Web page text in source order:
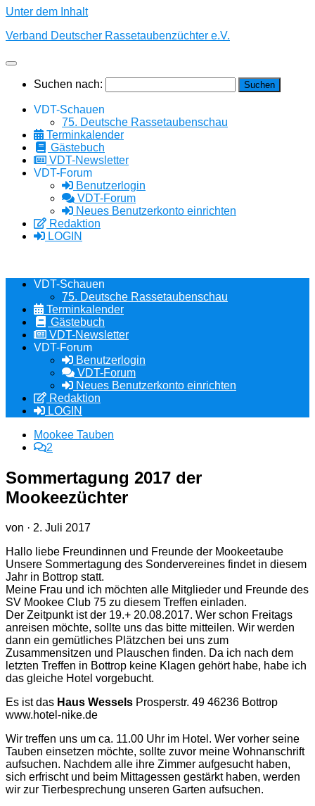
Unter dem Inhalt
Verband Deutscher Rassetaubenzüchter e.V.
Suchen nach:
VDT-Schauen
75. Deutsche Rassetaubenschau
Terminkalender
Gästebuch
VDT-Newsletter
VDT-Forum
Benutzerlogin
VDT-Forum
Neues Benutzerkonto einrichten
Redaktion
LOGIN
VDT-Schauen
75. Deutsche Rassetaubenschau
Terminkalender
Gästebuch
VDT-Newsletter
VDT-Forum
Benutzerlogin
VDT-Forum
Neues Benutzerkonto einrichten
Redaktion
LOGIN
Mookee Tauben
2
Sommertagung 2017 der
Mookeezüchter
von · 2. Juli 2017
Hallo liebe Freundinnen und Freunde der Mookeetaube
Unsere Sommertagung des Sondervereines findet in diesem
Jahr in Bottrop statt.
Meine Frau und ich möchten alle Mitglieder und Freunde des
SV Mookee Club 75 zu diesem Treffen einladen.
Der Zeitpunkt ist der 19.+ 20.08.2017. Wer schon Freitags
anreisen möchte, sollte uns das bitte mitteilen. Wir werden
dann ein gemütliches Plätzchen bei uns zum
Zusammensitzen und Plauschen finden. Da ich nach dem
letzten Treffen in Bottrop keine Klagen gehört habe, habe ich
das gleiche Hotel vorgebucht.
Es ist das Haus Wessels Prosperstr. 49 46236 Bottrop
www.hotel-nike.de
Wir treffen uns um ca. 11.00 Uhr im Hotel. Wer vorher seine
Tauben einsetzen möchte, sollte zuvor meine Wohnanschrift
aufsuchen. Nachdem alle ihre Zimmer aufgesucht haben,
sich erfrischt und beim Mittagessen gestärkt haben, werden
wir zur Tierbesprechung unseren Garten aufsuchen.